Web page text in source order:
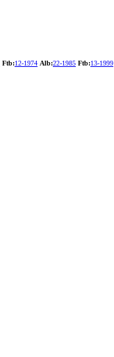
Ftb:12-1974 Alb:22-1985 Ftb:13-1999